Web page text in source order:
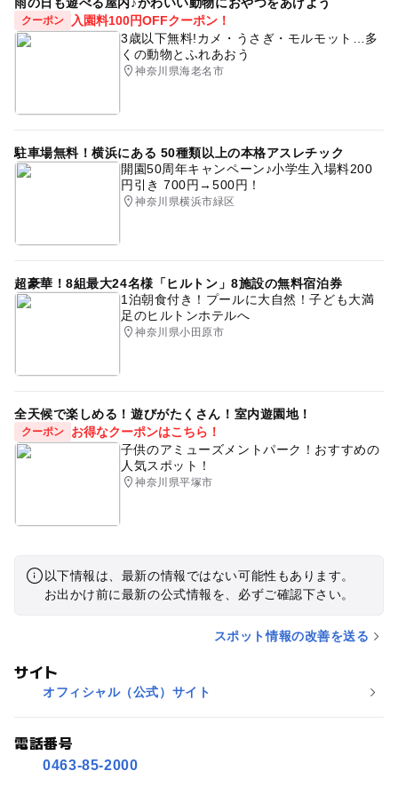
クーポン
入園料100円OFFクーポン！
3歳以下無料!カメ・うさぎ・モルモット…多
くの動物とふれあおう
神奈川県海老名市
駐車場無料！横浜にある 50種類以上の本格アスレチック
開園50周年キャンペーン♪小学生入場料200
円引き 700円→500円！
神奈川県横浜市緑区
超豪華！8組最大24名様「ヒルトン」8施設の無料宿泊券
1泊朝食付き！プールに大自然！子ども大満
足のヒルトンホテルへ
神奈川県小田原市
全天候で楽しめる！遊びがたくさん！室内遊園地！
クーポン
お得なクーポンはこちら！
子供のアミューズメントパーク！おすすめの
人気スポット！
神奈川県平塚市
以下情報は、最新の情報ではない可能性もあります。
お出かけ前に最新の公式情報を、必ずご確認下さい。
スポット情報の改善を送る
サイト
オフィシャル（公式）サイト
電話番号
0463-85-2000